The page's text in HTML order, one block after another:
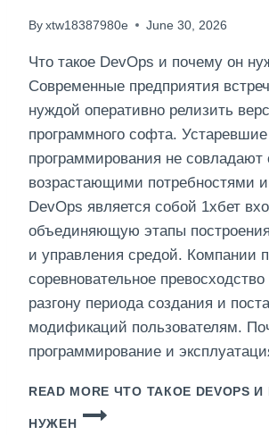
By xtw18387980e June 30, 2026
Что такое DevOps и почему он
Современные предприятия
нуждой оперативно релизить
программного софта.
программирования не совладают
возрастающими потребностями
DevOps является собой 1хбет
объединяющую этапы
и управления средой. Компании
соревновательное превосходство
разгону периода создания и
модификаций пользователям.
программирование и
READ MORE ЧТО ТАКОЕ DEVOPS
НУЖЕН